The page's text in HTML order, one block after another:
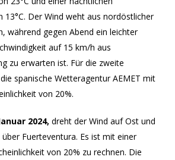
Der Wind weht aus nordöstlicher
während gegen Abend ein leichter
auf 15 km/h aus
zu erwarten ist. Für die zweite
spanische Wetteragentur AEMET mit
von 20%.
2024, dreht der Wind auf Ost und
Fuerteventura. Es ist mit einer
von 20% zu rechnen. Die